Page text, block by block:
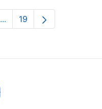
...Páginas intermedias Use
Página
19